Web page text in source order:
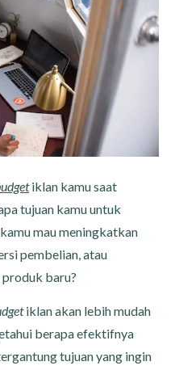
iklan kamu saat
tujuan kamu untuk
mau meningkatkan
pembelian, atau
produk baru?
iklan akan lebih mudah
berapa efektifnya
tujuan yang ingin